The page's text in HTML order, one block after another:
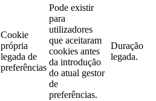
Cookie
própria
legada de
preferências
Pode existir
para
utilizadores
que aceitaram
cookies antes
da introdução
do atual gestor
de
preferências.
Duração
legada.